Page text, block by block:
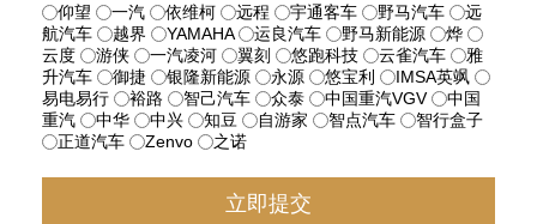
仰望
一汽 依维柯 远程 宇通客车 野马汽车
远
航汽车
越界 YAMAHA 运良汽车 野马新能源
烨
云度
游侠 一汽凌河 翼刻 悠跑科技 云雀汽车
雅
升汽车
御捷 银隆新能源 永源 悠宝利
IMSA英飒
易电易行
裕路 智己汽车 众泰 中国重汽VGV
中国
重汽
中华 中兴 知豆 自游家 智点汽车
智行盒子
正道汽车
Zenvo 之诺